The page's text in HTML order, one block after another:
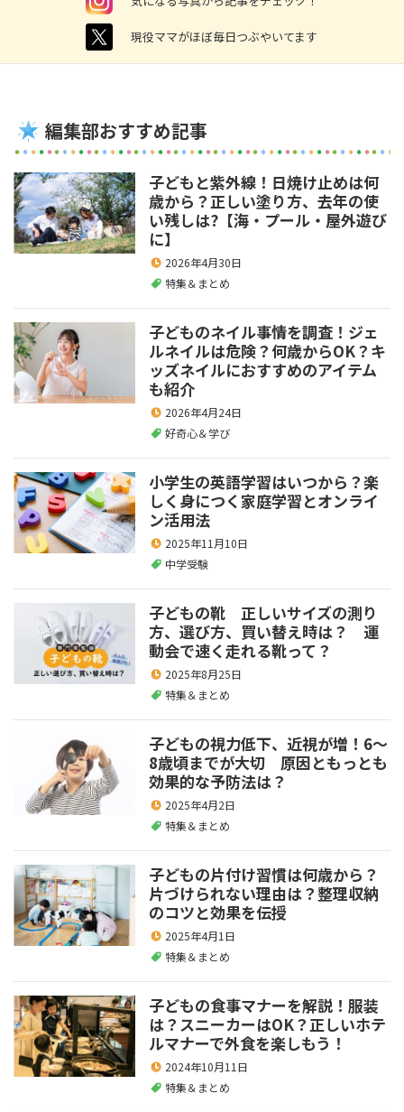
twitter 現役ママがほぼ毎日つぶやいてます
編集部おすすめ記事
子どもと紫外線！日焼け止めは何
歳から？正しい塗り方、去年の使
い残しは?【海・プール・屋外遊び
に】
2026年4月30日
特集＆まとめ
子どものネイル事情を調査！ジェ
ルネイルは危険？何歳からOK？キ
ッズネイルにおすすめのアイテム
も紹介
2026年4月24日
好奇心＆学び
小学生の英語学習はいつから？楽
しく身につく家庭学習とオンライ
ン活用法
2025年11月10日
中学受験
子どもの靴 正しいサイズの測り
方、選び方、買い替え時は？ 運
動会で速く走れる靴って？
2025年8月25日
特集＆まとめ
子どもの視力低下、近視が増！6～
8歳頃までが大切 原因ともっとも
効果的な予防法は？
2025年4月2日
特集＆まとめ
子どもの片付け習慣は何歳から？
片づけられない理由は？整理収納
のコツと効果を伝授
2025年4月1日
特集＆まとめ
子どもの食事マナーを解説！服装
は？スニーカーはOK？正しいホテ
ルマナーで外食を楽しもう！
2024年10月11日
特集＆まとめ